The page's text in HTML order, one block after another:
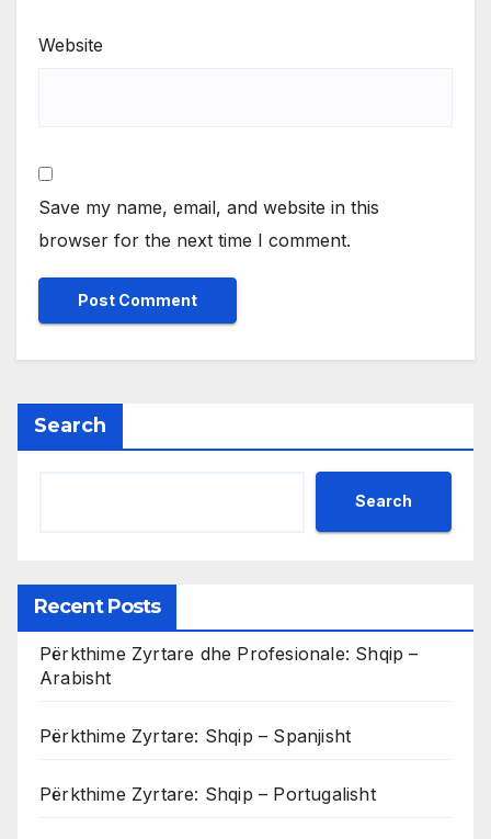
Website
Save my name, email, and website in this
browser for the next time I comment.
Search
Search
Recent Posts
Përkthime Zyrtare dhe Profesionale: Shqip –
Arabisht
Përkthime Zyrtare: Shqip – Spanjisht
Përkthime Zyrtare: Shqip – Portugalisht